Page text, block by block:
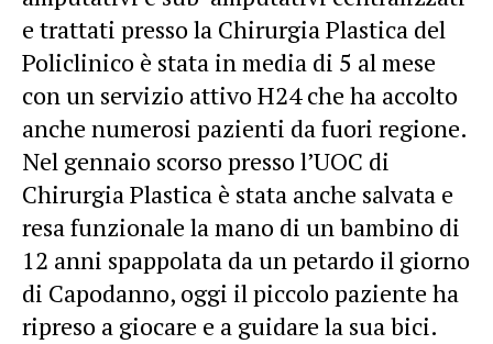
e trattati presso la Chirurgia Plastica del
Policlinico è stata in media di 5 al mese
con un servizio attivo H24 che ha accolto
anche numerosi pazienti da fuori regione.
Nel gennaio scorso presso l’UOC di
Chirurgia Plastica è stata anche salvata e
resa funzionale la mano di un bambino di
12 anni spappolata da un petardo il giorno
di Capodanno, oggi il piccolo paziente ha
ripreso a giocare e a guidare la sua bici.